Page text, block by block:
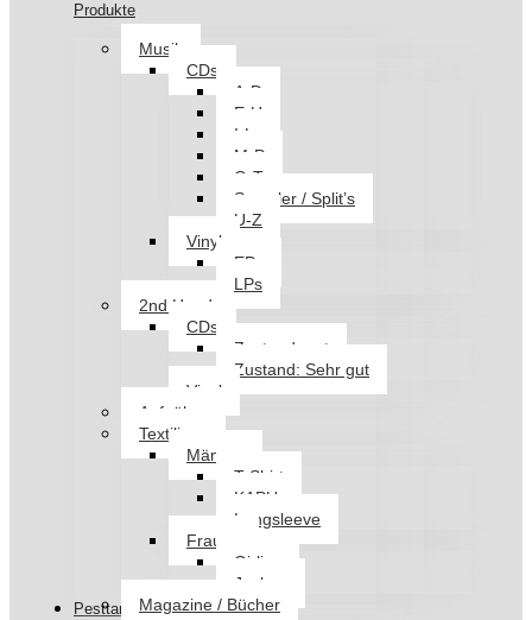
Produkte
Musik
CDs
A-D
E-H
I-L
M-P
Q-T
Sampler / Split’s
U-Z
Vinyl
EPs
LPs
2nd Hand
CDs
Zustand: gut
Zustand: Sehr gut
Vinyl
Aufnäher
Textilien
Männer
T-Shirt
KAPU
Longsleeve
Frauen
Girlies
Jacken
Magazine / Bücher
Pesttanz